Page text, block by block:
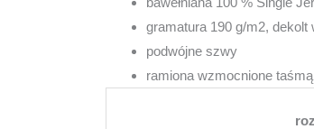
gramatura 190 g/m2,
podwójne szwy
ramiona wzmocnione taśmą